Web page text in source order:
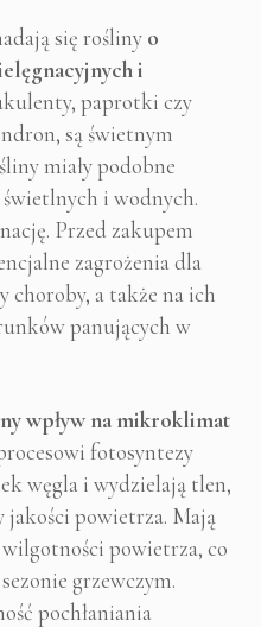
się rośliny o
i
paprotki czy
są świetnym
miały podobne
i wodnych.
Przed zakupem
zagrożenia dla
a także na ich
panujących w
wpływ na mikroklimat
fotosyntezy
węgla i wydzielają tlen,
jakości powietrza. Mają
powietrza, co
grzewczym.
pochłaniania